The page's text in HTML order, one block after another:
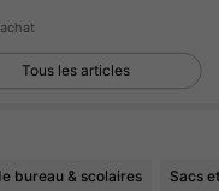
Tous les articles
bureau & scolaires Sacs